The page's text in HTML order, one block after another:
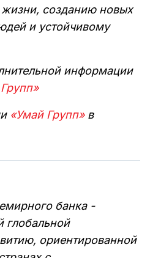
жизни, созданию новых
и устойчивому
информации
«Умай Групп»в
банка -
глобальной
ориентированной